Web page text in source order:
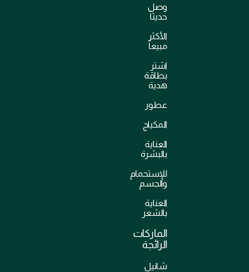
وصل
حديثاً
الأكثر
مبيعاً
اشترِ
بطاقة
هدية
عطور
المكياج
العناية
بالبشرة
للإستحمام
والجسم
العناية
بالشعر
الماركات
الرائجة
شانيل